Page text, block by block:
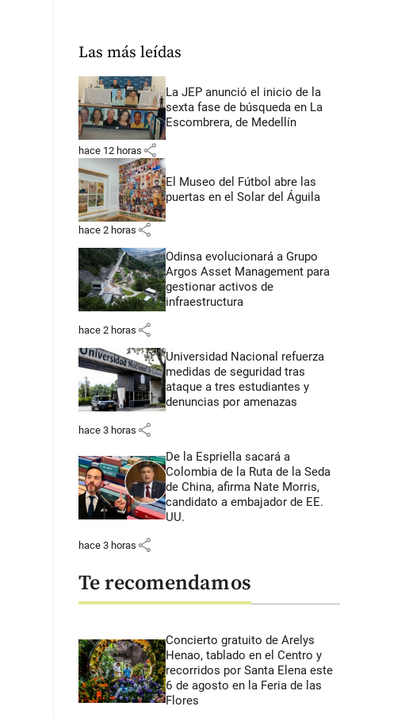
Las más leídas
La JEP anunció el inicio de la
sexta fase de búsqueda en La
Escombrera, de Medellín
hace 12 horas share
El Museo del Fútbol abre las
puertas en el Solar del Águila
hace 2 horas share
Odinsa evolucionará a Grupo
Argos Asset Management para
gestionar activos de
infraestructura
hace 2 horas share
Universidad Nacional refuerza
medidas de seguridad tras
ataque a tres estudiantes y
denuncias por amenazas
hace 3 horas share
De la Espriella sacará a
Colombia de la Ruta de la Seda
de China, afirma Nate Morris,
candidato a embajador de EE.
UU.
hace 3 horas share
Te recomendamos
Concierto gratuito de Arelys
Henao, tablado en el Centro y
recorridos por Santa Elena este
6 de agosto en la Feria de las
Flores